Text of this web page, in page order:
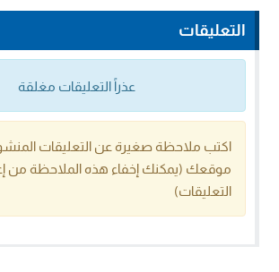
التعليقات
عذراً التعليقات مغلقة
اكتب ملاحظة صغيرة عن التعليقات
موقعك (يمكنك إخفاء هذه الملاحظة من
التعليقات)